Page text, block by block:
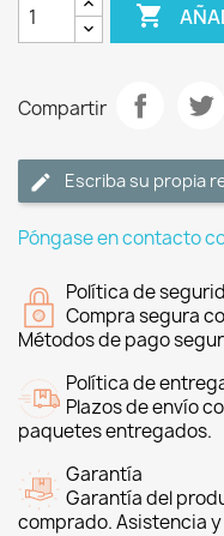

Compartir
Escriba su propia
Póngase en contacto
Política de
Compra segura
Métodos de pago
Política de
Plazos de envío
paquetes entregados.
Garantía
Garantía del
comprado. Asistencia